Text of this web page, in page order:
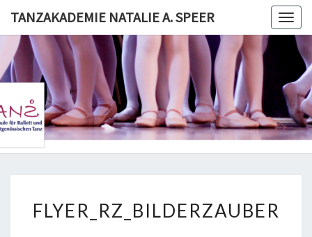
content
TANZAKADEMIE NATALIE A. SPEER
FLYER_RZ_BILDERZAUBER